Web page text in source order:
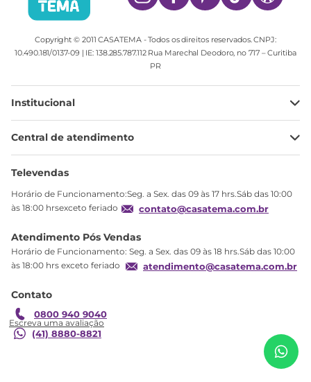
Poltrona de Amamentação com Puff Áquila
Yescasa Linho Bege Nude Nude
Copyright © 2011 CASATEMA - Todos os direitos reservados. CNPJ:
10.490.181/0137-09 | IE: 138.285.787.112 Rua Marechal Deodoro, no 717 – Curitiba
PR
Institucional
Minha Conta
Meus pedidos
Troca
Garantia
Central de atendimento
Ajuda
Televendas
Horário de Funcionamento:Seg. a Sex. das 09 às 17 hrs.Sáb das 10:00
às 18:00 hrsexceto feriado
contato@casatema.com.br
Atendimento Pós Vendas
Horário de Funcionamento: Seg. a Sex. das 09 às 18 hrs.Sáb das 10:00
às 18:00 hrs exceto feriado
atendimento@casatema.com.br
Contato
0800 940 9040
(41) 8880-8821